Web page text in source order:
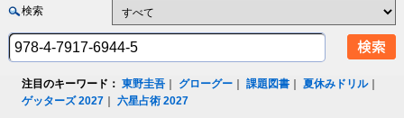
検索
注目のキーワード： 東野圭吾 グローグー ｜課題図書 ｜夏休みドリル｜
ゲッターズ 2027 ｜六星占術 2027